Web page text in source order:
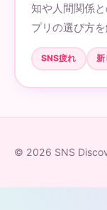
知や人間関係
プリの選び方を
SNS疲れ 新
© 2026 SNS